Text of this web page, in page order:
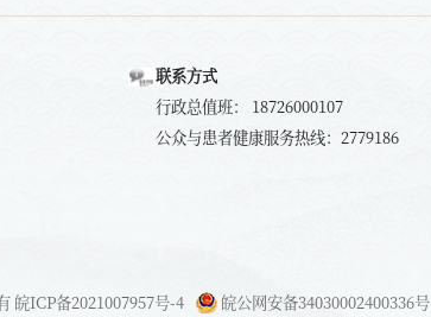
联系方式
行政总值班： 18726000107
公众与患者健康服务热线：2779186
皖ICP备2021007957号-4 皖公网安备34030002400336号